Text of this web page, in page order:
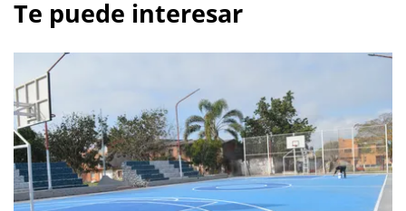
Te puede interesar